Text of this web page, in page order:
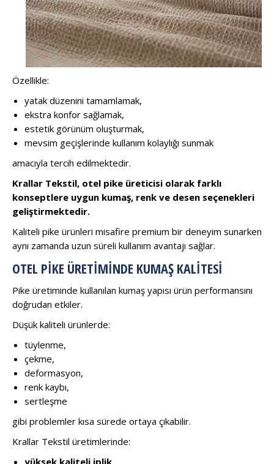
Özellikle:
yatak düzenini tamamlamak,
ekstra konfor sağlamak,
estetik görünüm oluşturmak,
mevsim geçişlerinde kullanım kolaylığı sunmak
amacıyla tercih edilmektedir.
Krallar Tekstil, otel pike üreticisi olarak farklı
konseptlere uygun kumaş, renk ve desen seçenekleri
geliştirmektedir.
Kaliteli pike ürünleri misafire premium bir deneyim sunarken
aynı zamanda uzun süreli kullanım avantajı sağlar.
OTEL PIKE ÜRETIMINDE KUMAŞ KALITESI
Pike üretiminde kullanılan kumaş yapısı ürün performansını
doğrudan etkiler.
Düşük kaliteli ürünlerde:
tüylenme,
çekme,
deformasyon,
renk kaybı,
sertleşme
gibi problemler kısa sürede ortaya çıkabilir.
Krallar Tekstil üretimlerinde:
yüksek kaliteli iplik,